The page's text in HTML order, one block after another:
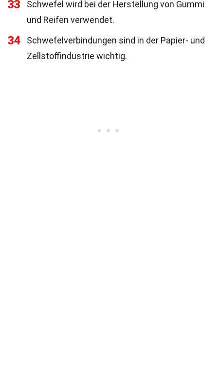
33
Schwefel wird bei der Herstellung von Gummi
und Reifen verwendet.
34
Schwefelverbindungen sind in der Papier- und
Zellstoffindustrie wichtig.